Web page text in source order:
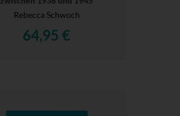
Rebecca Schwoch
64,95 €